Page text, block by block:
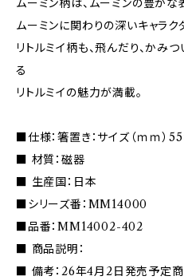
ムーミン柄は、ムーミンの豊かな
ムーミンに関わりの深いキャラク
リトルミイ柄も、飛んだり、かみ
る
リトルミイの魅力が満載。
■仕様：箸置き：サイズ（ｍｍ）
■ 材質：磁器
■ 生産国：日本
■シリーズ番：MM14000
■品番：MM14002-402
■ 商品説明：
■ 備考：26年4月2日発売予定